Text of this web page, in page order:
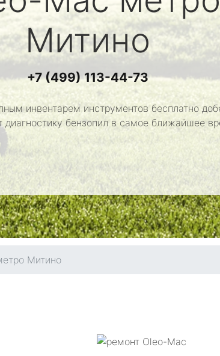
Митино
+7 (499) 113-44-73
инвентарем инструментов бесплатно
диагностику бензопил в самое ближайшее
Митино